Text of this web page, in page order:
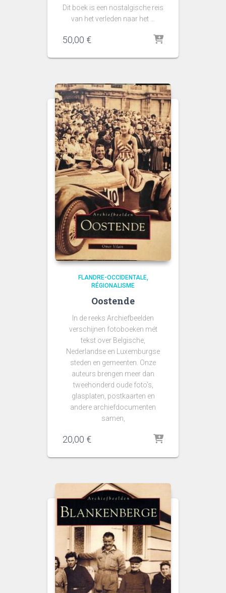
Dit boek is een nostalgische reis
van het verleden naar het …
50,00 €
FLANDRE-OCCIDENTALE
RÉGIONALISME
Oostende
In de reeks Archiefbeelden
verschijnen fotoboeken mét
tekst over Belgische,
Nederlandse en Luxemburgse
steden en gemeenten. Onze
auteurs brengen meer dan
tweehonderd oude foto’s,
glasplaten, postkaarten en
andere archiefdocumenten
samen,
20,00 €